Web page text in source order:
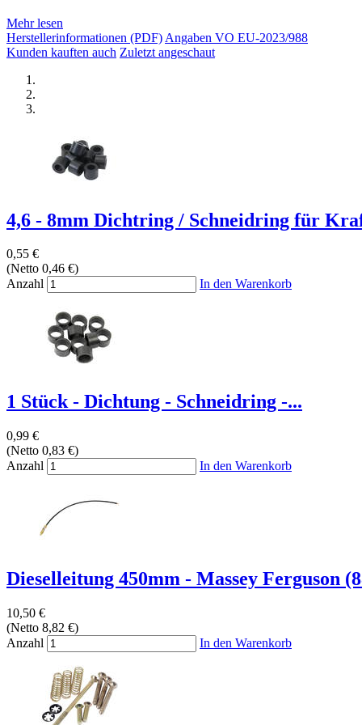
Mehr lesen
Herstellerinformationen (PDF) Angaben VO EU-2023/988
Kunden kauften auch Zuletzt angeschaut
4,6 - 8mm Dichtring / Schneidring für
0,55 €
(Netto 0,46 €)
Anzahl
In den Warenkorb
1 Stück - Dichtung - Schneidring -...
0,99 €
(Netto 0,83 €)
Anzahl
In den Warenkorb
Dieselleitung 450mm - Massey Ferguson
10,50 €
(Netto 8,82 €)
Anzahl
In den Warenkorb